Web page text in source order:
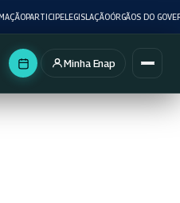
PARTICIPELEGISLAÇÃOÓRGÃOS DO
Minha Enap